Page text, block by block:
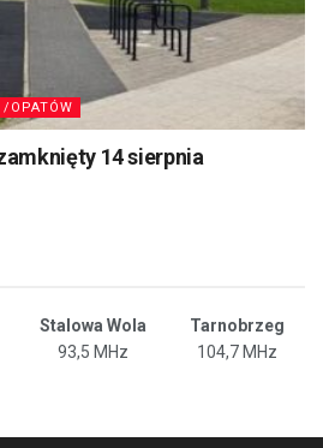
OPATÓW
14 sierpnia
Stalowa Wola
Tarnobrzeg
93,5 MHz 104,7 MHz